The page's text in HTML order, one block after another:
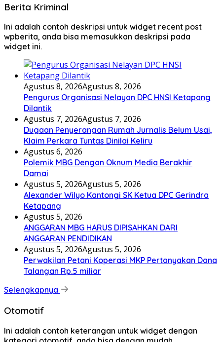
Berita Kriminal
Ini adalah contoh deskripsi untuk widget recent post
wpberita, anda bisa memasukkan deskripsi pada
widget ini.
Agustus 8, 2026Agustus 8, 2026
Pengurus Organisasi Nelayan DPC HNSI Ketapang
Dilantik
Agustus 7, 2026Agustus 7, 2026
Dugaan Penyerangan Rumah Jurnalis Belum Usai,
Klaim Perkara Tuntas Dinilai Keliru
Agustus 6, 2026
Polemik MBG Dengan Oknum Media Berakhir
Damai
Agustus 5, 2026Agustus 5, 2026
Alexander Wilyo Kantongi SK Ketua DPC Gerindra
Ketapang
Agustus 5, 2026
ANGGARAN MBG HARUS DIPISAHKAN DARI
ANGGARAN PENDIDIKAN
Agustus 5, 2026Agustus 5, 2026
Perwakilan Petani Koperasi MKP Pertanyakan Dana
Talangan Rp.5 miliar
Selengkapnya
Otomotif
Ini adalah contoh keterangan untuk widget dengan